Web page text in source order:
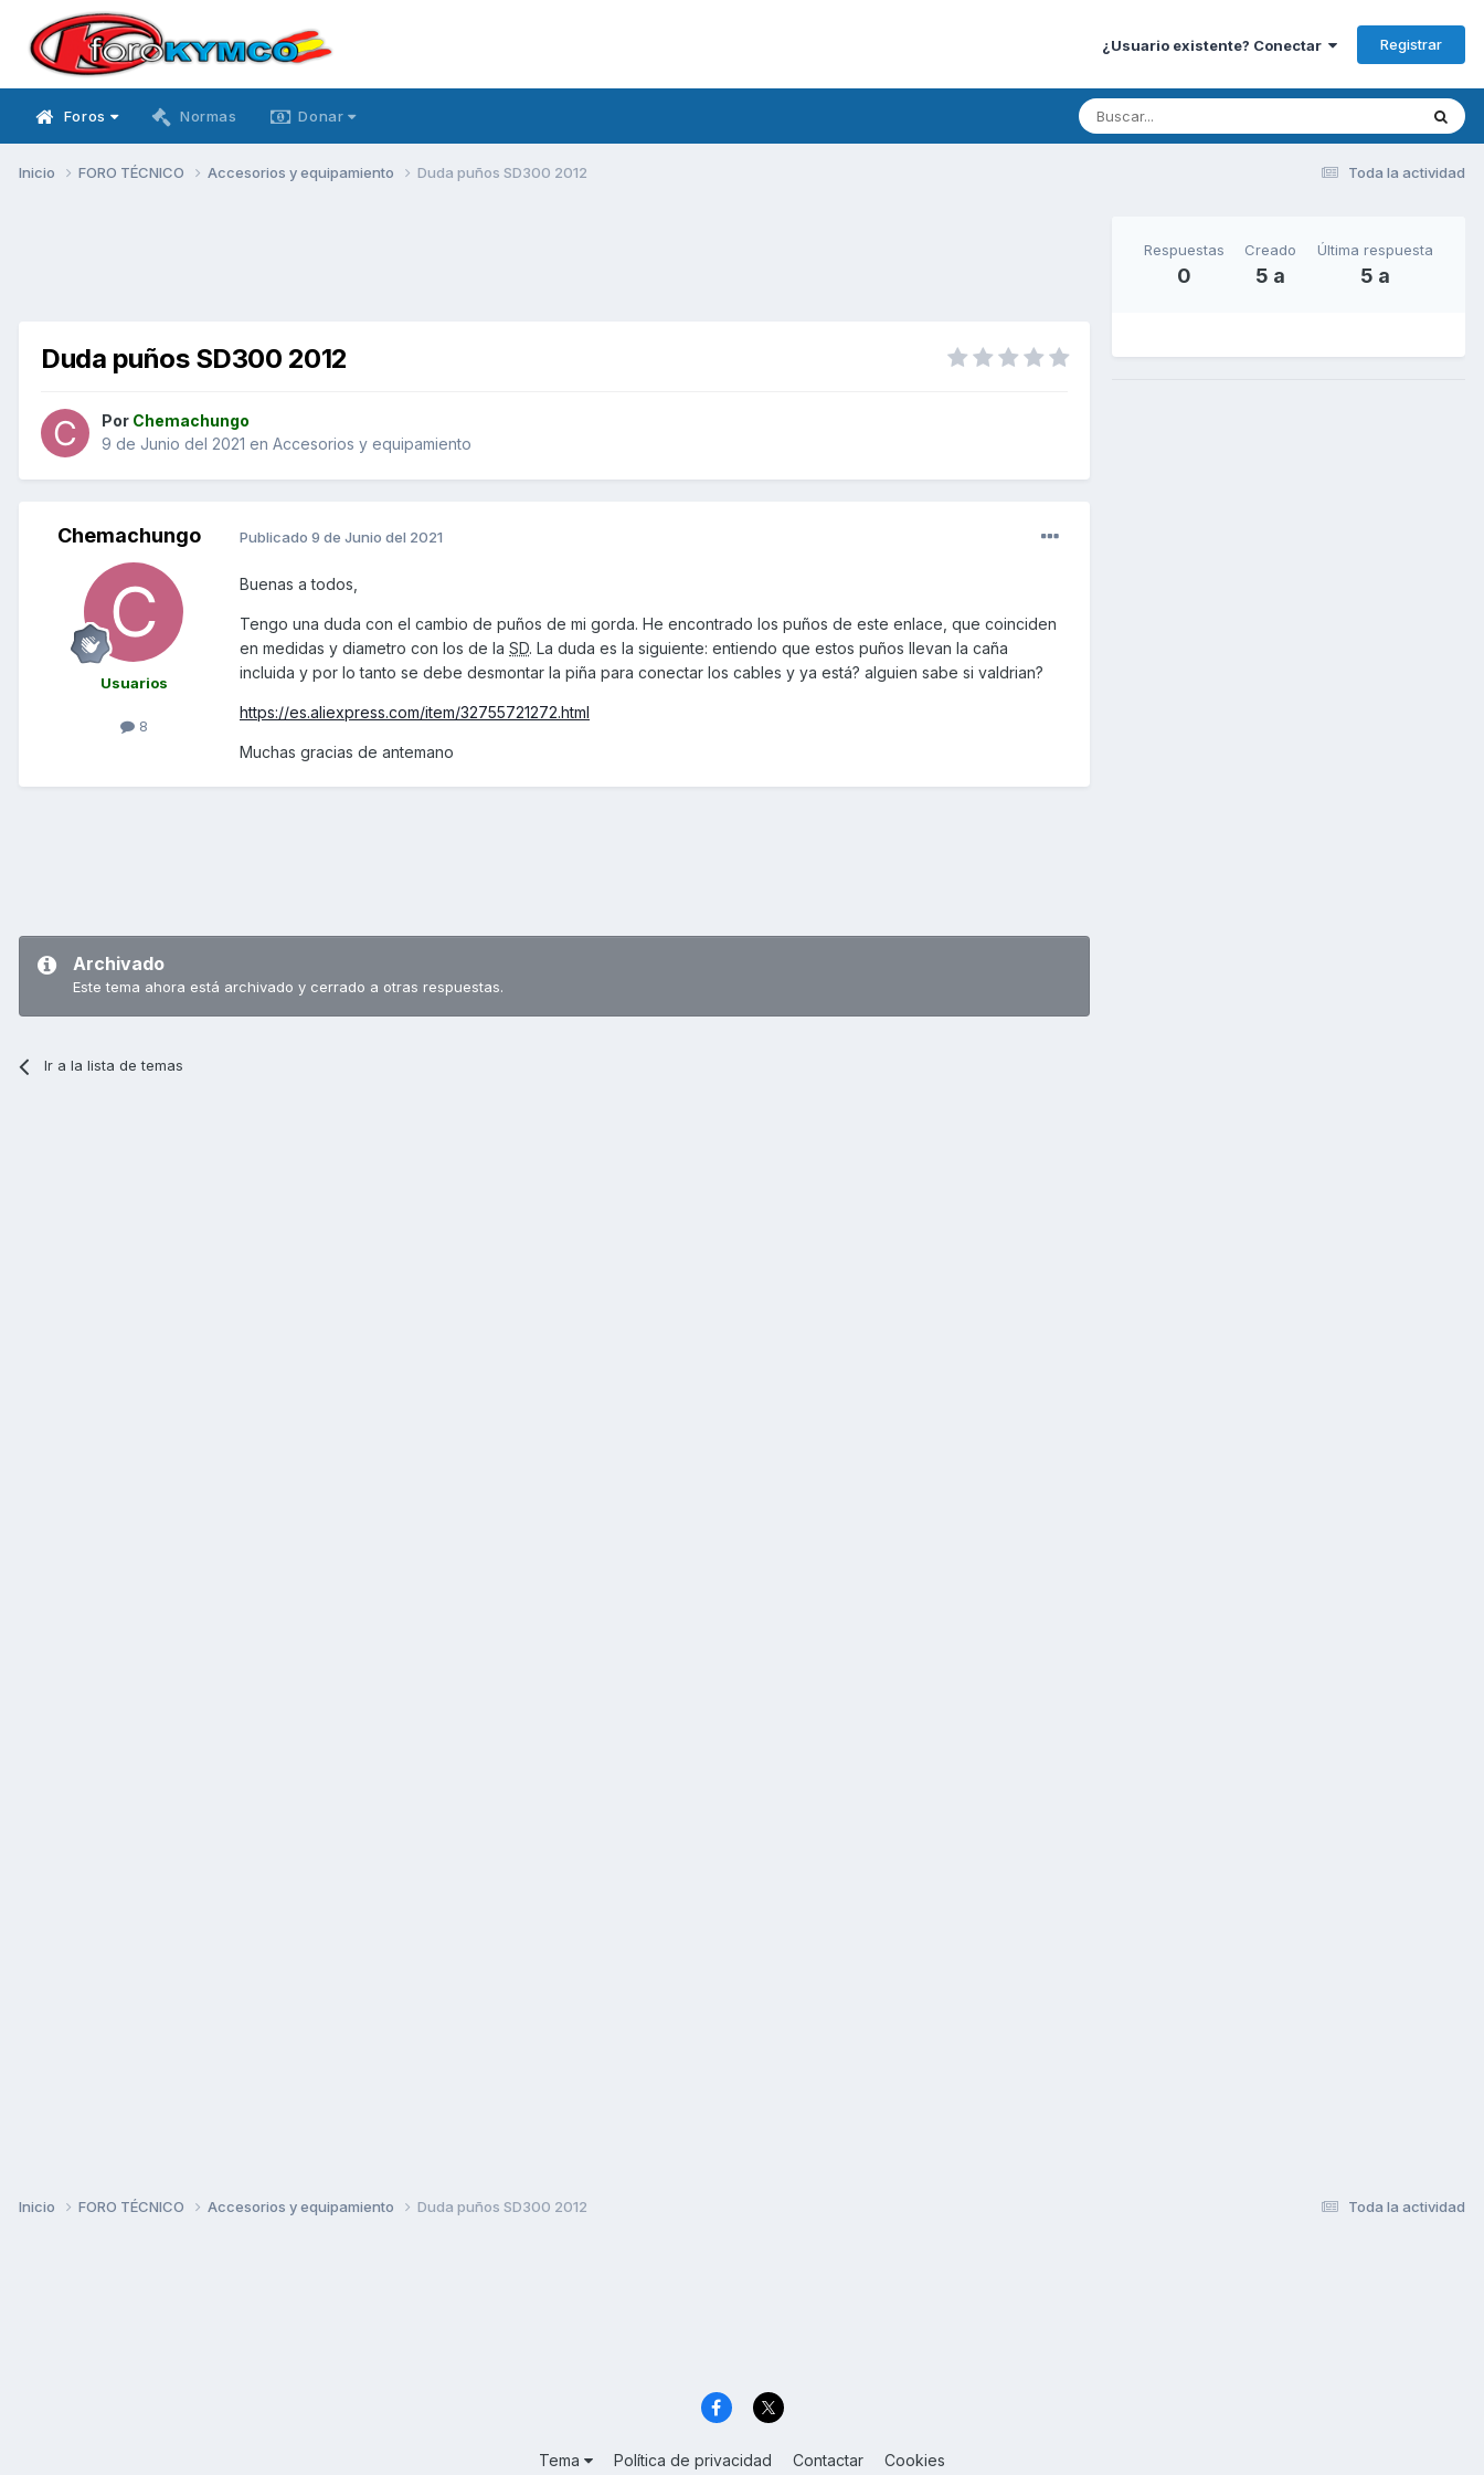
¿Usuario existente? Conectar Registrar
Foros Normas Donar
Toda la actividad
Inicio FORO TÉCNICO Accesorios y equipamiento Duda puños SD300 2012
Duda puños SD300 2012
Por Chemachungo
9 de Junio del 2021 en Accesorios y equipamiento
Chemachungo
Usuarios
8
Publicado 9 de Junio del 2021
Buenas a todos,
Tengo una duda con el cambio de puños de mi gorda. He encontrado los puños de este enlace, que coinciden
en medidas y diametro con los de la SD. La duda es la siguiente: entiendo que estos puños llevan la caña
incluida y por lo tanto se debe desmontar la piña para conectar los cables y ya está? alguien sabe si valdrian?
https://es.aliexpress.com/item/32755721272.html
Muchas gracias de antemano
Archivado
Este tema ahora está archivado y cerrado a otras respuestas.
Ir a la lista de temas
Respuestas
0
Creado
5 a
Última respuesta
5 a
Toda la actividad
Inicio FORO TÉCNICO Accesorios y equipamiento Duda puños SD300 2012
Tema Política de privacidad Contactar Cookies